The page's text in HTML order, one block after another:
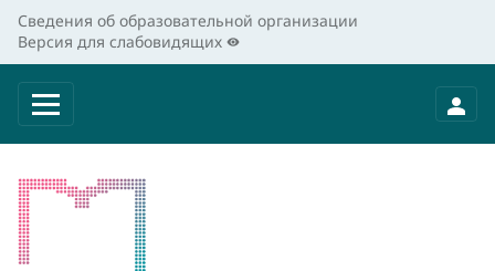
Сведения об образовательной организации
Версия для слабовидящих